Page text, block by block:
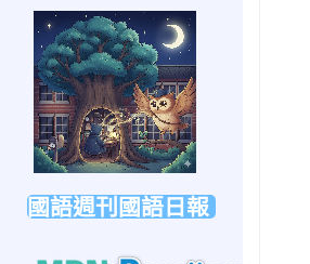
https://
國語週刊國語日報